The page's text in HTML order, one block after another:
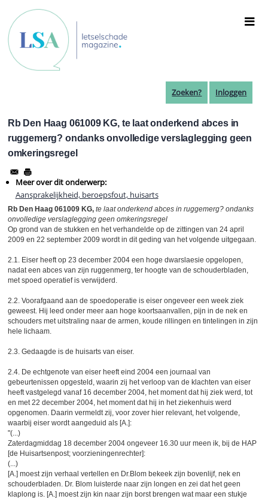
naar
de
inhoud
gaan
Zoeken? Inloggen
Rb Den Haag 061009 KG, te laat onderkend abces in
ruggemerg? ondanks onvolledige verslaglegging geen
omkeringsregel
Meer over dit onderwerp:
Aansprakelijkheid, beroepsfout, huisarts
Rb Den Haag 061009 KG, te laat onderkend abces in ruggemerg? ondanks
onvolledige verslaglegging geen omkeringsregel
Op grond van de stukken en het verhandelde op de zittingen van 24 april
2009 en 22 september 2009 wordt in dit geding van het volgende uitgegaan.
2.1. Eiser heeft op 23 december 2004 een hoge dwarslaesie opgelopen,
nadat een abces van zijn ruggenmerg, ter hoogte van de schouderbladen,
met spoed operatief is verwijderd.
2.2. Voorafgaand aan de spoedoperatie is eiser ongeveer een week ziek
geweest. Hij leed onder meer aan hoge koortsaanvallen, pijn in de nek en
schouders met uitstraling naar de armen, koude rillingen en tintelingen in zijn
hele lichaam.
2.3. Gedaagde is de huisarts van eiser.
2.4. De echtgenote van eiser heeft eind 2004 een journaal van
gebeurtenissen opgesteld, waarin zij het verloop van de klachten van eiser
heeft vastgelegd vanaf 16 december 2004, het moment dat hij ziek werd, tot
en met 22 december 2004, het moment dat hij in het ziekenhuis werd
opgenomen. Daarin vermeldt zij, voor zover hier relevant, het volgende,
waarbij eiser wordt aangeduid als [A.]:
"(...)
Zaterdagmiddag 18 december 2004 ongeveer 16.30 uur meen ik, bij de HAP
[de Huisartsenpost; voorzieningenrechter]:
(...)
[A.] moest zijn verhaal vertellen en Dr.Blom bekeek zijn bovenlijf, nek en
schouderbladen. Dr. Blom luisterde naar zijn longen en zei dat het geen
klaplong is. [A.] moest zijn kin naar zijn borst brengen wat maar een stukje